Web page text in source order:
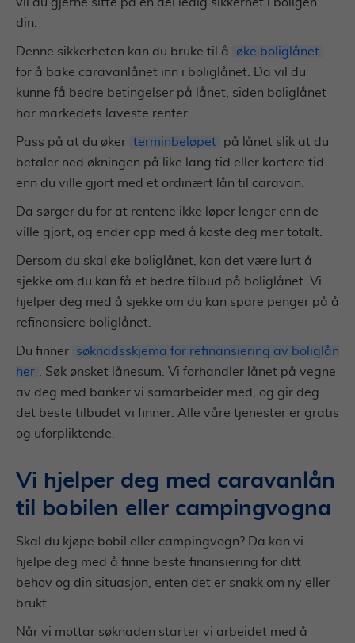
vil du gjerne sitte på en del ledig sikkerhet i boligen
din.
Denne sikkerheten kan du bruke til å
øke boliglånet
for å bake caravanlånet inn i boliglånet. Da vil du
kunne få bedre betingelser på lånet, siden boliglånet
har markedets laveste renter.
Pass på at du øker terminbeløpet
på lånet slik at du
betaler ned økningen på like lang tid eller kortere tid
enn du ville gjort med et ordinært lån til caravan.
Da sørger du for at rentene ikke løper lenger enn de
ville gjort, og ender opp med å koste deg mer totalt.
Dersom du skal øke boliglånet, kan det være lurt å
sjekke om du kan få et bedre tilbud på boliglånet. Vi
hjelper deg med å sjekke om du kan spare penger på å
refinansiere boliglånet.
Du finner
søknadsskjema for refinansiering av boliglån
her . Søk ønsket lånesum. Vi forhandler lånet på vegne
av deg med banker vi samarbeider med, og gir deg
det beste tilbudet vi finner. Alle våre tjenester er gratis
og uforpliktende.
Vi hjelper deg med caravanlån
til bobilen eller campingvogna
Skal du kjøpe bobil eller campingvogn? Da kan vi
hjelpe deg med å finne beste finansiering for ditt
behov og din situasjon, enten det er snakk om ny eller
brukt.
Når vi mottar søknaden starter vi arbeidet med å